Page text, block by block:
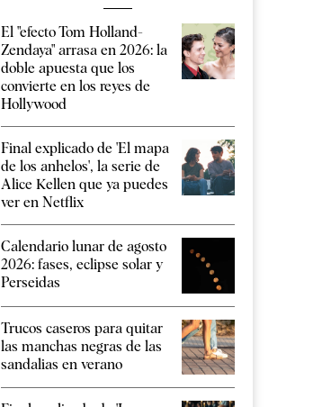
El "efecto Tom Holland-
Zendaya" arrasa en 2026: la
doble apuesta que los
convierte en los reyes de
Hollywood
Final explicado de 'El mapa
de los anhelos', la serie de
Alice Kellen que ya puedes
ver en Netflix
Calendario lunar de agosto
2026: fases, eclipse solar y
Perseidas
Trucos caseros para quitar
las manchas negras de las
sandalias en verano